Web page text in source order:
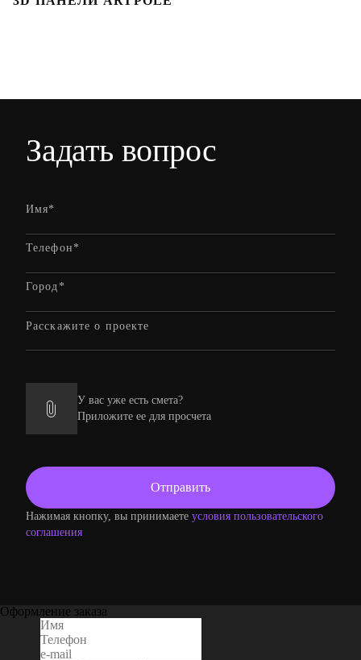
Задать вопрос
У вас уже есть смета?
Приложите ее для просчета
Нажимая кнопку, вы принимаете условия пользовательского
соглашения
Оформление заказа